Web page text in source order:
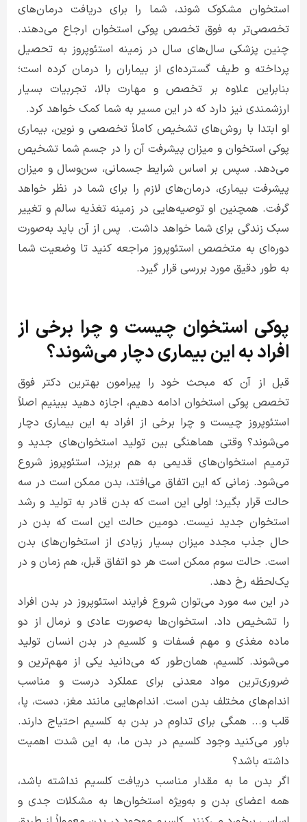
استخوان مشکوک شوند، شما را برای دریافت درمان‌های
تخصصی‌تر به فوق تخصص پوکی استخوان ارجاع می‌دهند.
چنین پزشکی سال‌های سال در زمینه استئوپروز به تحصیل
پرداخته و طیف گسترده‌ای از بیماران را درمان کرده است؛
بنابراین علاوه بر تخصص و مهارت بالا، تجربیات بسیار
ارزشمندی نیز دارد که در این مسیر به شما کمک خواهد کرد.
او ابتدا با روش‌های تشخیص کاملاً تخصصی و نوین، بیماری
پوکی استخوان و میزان پیشرفت آن را در جسم شما تشخیص
می‌دهد. سپس بر اساس شرایط جسمانی، سن‌وسال و میزان
پیشرفت بیماری، درمان‌های لازم را برای شما در نظر خواهد
گرفت. همچنین او توصیه‌هایی در زمینه تغذیه سالم و تغییر
سبک زندگی برای شما خواهد داشت. ‌ پس از آن باید به‌صورت
دوره‌ای به متخصص استئوپروز مراجعه کنید تا وضعیت شما
به طور دقیق مورد بررسی قرار گیرد.
پوکی استخوان چیست و چرا برخی از
افراد به این بیماری دچار می‌شوند؟
قبل از آن که مبحث خود را پیرامون بهترین دکتر فوق
تخصص پوکی استخوان ادامه دهیم، اجازه دهید ببینیم اصلاً
استئوپروز چیست و چرا برخی از افراد به این بیماری دچار
می‌شوند؟ وقتی هماهنگی بین تولید استخوان‌های جدید و
ترمیم استخوان‌های قدیمی به هم بریزد، استئوپروز شروع
می‌شود. زمانی که این اتفاق می‌افتد، بدن ممکن است در سه
حالت قرار بگیرد؛ اولی این است که بدن قادر به تولید و رشد
استخوان جدید نیست. دومین حالت این است که بدن در
حال جذب مجدد میزان بسیار زیادی از استخوان‌های بدن
است. حالت سوم ممکن است هر دو اتفاق قبل، هم زمان و در
یک‌لحظه رخ دهد.
در این سه مورد می‌توان شروع فرایند استئوپروز در بدن افراد
را تشخیص داد. استخوان‌ها به‌صورت عادی و نرمال از دو
ماده مغذی و مهم فسفات و کلسیم در بدن انسان تولید
می‌شوند. کلسیم، همان‌طور که می‌دانید یکی از مهم‌ترین و
ضروری‌ترین مواد معدنی برای عملکرد درست و مناسب
اندام‌های مختلف بدن است. اندام‌هایی مانند مغز، دست، پا،
قلب و... همگی برای تداوم در بدن به کلسیم احتیاج دارند.
باور می‌کنید وجود کلسیم در بدن ما، به این شدت اهمیت
داشته باشد؟
اگر بدن ما به مقدار مناسب دریافت کلسیم نداشته باشد،
همه اعضای بدن‌ و به‌ویژه استخوان‌ها به مشکلات جدی و